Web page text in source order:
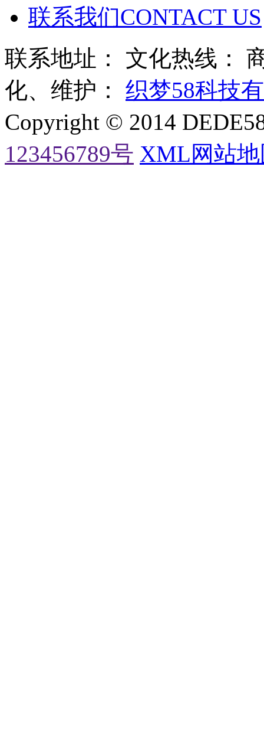
联系我们CONTACT US
联系地址： 文化热线：
化、维护： 织梦58科技
Copyright © 2014
123456789号 XML网站